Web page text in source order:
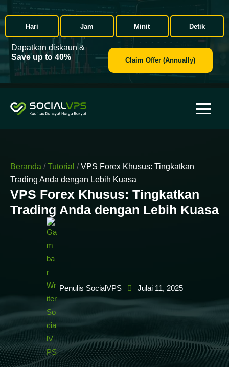
Hari Jam Minit Detik
Dapatkan diskaun &
Save up to 40%
Claim Offer (Annually)
Beranda / Tutorial /VPS Forex Khusus: Tingkatkan
Trading Anda dengan Lebih Kuasa
VPS Forex Khusus: Tingkatkan
Trading Anda dengan Lebih Kuasa
Penulis SocialVPS Julai 11, 2025